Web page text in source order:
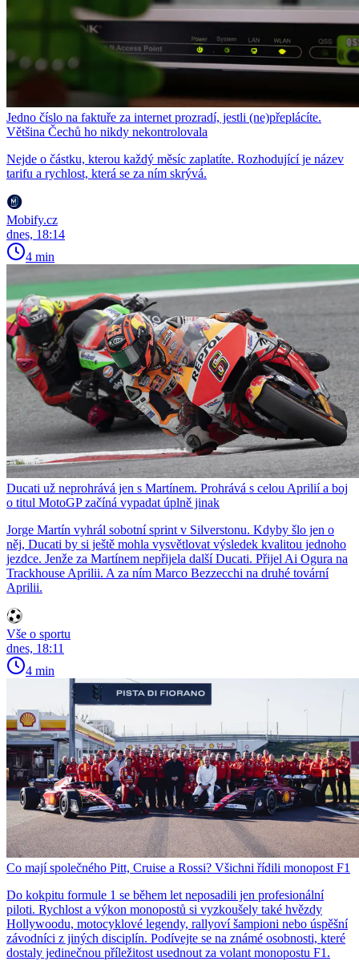
Jedno číslo na faktuře za internet prozradí, jestli (ne)přeplácíte.
Většina Čechů ho nikdy nekontrolovala
Nejde o částku, kterou každý měsíc zaplatíte. Rozhodující je název
tarifu a rychlost, která se za ním skrývá.
Mobify.cz
dnes, 18:14
4 min
Ducati už neprohrává jen s Martínem. Prohrává s celou Aprilií a boj
o titul MotoGP začíná vypadat úplně jinak
Jorge Martín vyhrál sobotní sprint v Silverstonu. Kdyby šlo jen o
něj, Ducati by si ještě mohla vysvětlovat výsledek kvalitou jednoho
jezdce. Jenže za Martínem nepřijela další Ducati. Přijel Ai Ogura na
Trackhouse Aprilii. A za ním Marco Bezzecchi na druhé tovární
Aprilii.
Vše o sportu
dnes, 18:11
4 min
Co mají společného Pitt, Cruise a Rossi? Všichni řídili monopost F1
Do kokpitu formule 1 se během let neposadili jen profesionální
piloti. Rychlost a výkon monopostů si vyzkoušely také hvězdy
Hollywoodu, motocyklové legendy, rallyoví šampioni nebo úspěšní
závodníci z jiných disciplín. Podívejte se na známé osobnosti, které
dostaly jedinečnou příležitost usednout za volant monopostu F1.